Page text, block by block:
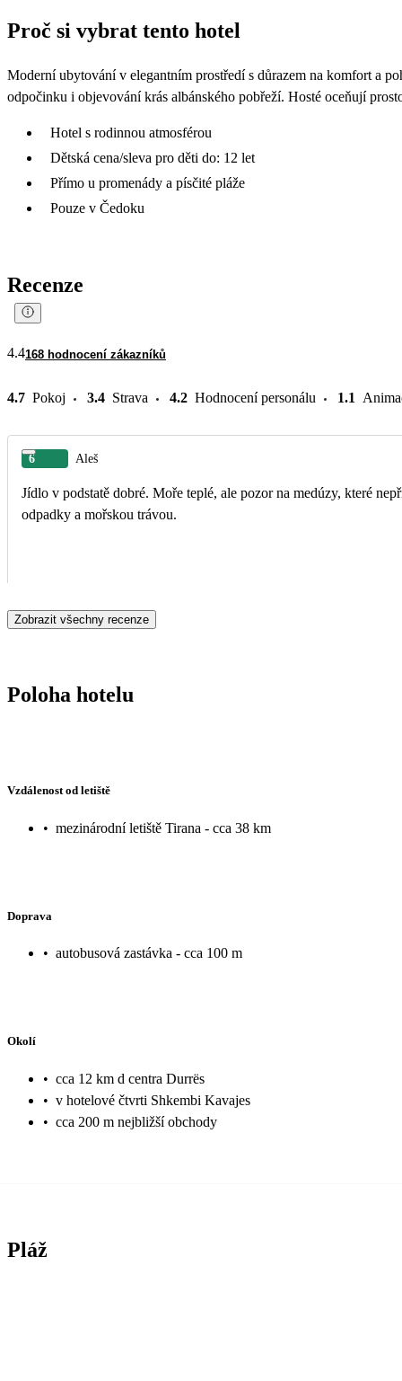
Proč si vybrat tento hotel
Moderní ubytování v elegantním prostředí s důrazem na komfort a
odpočinku i objevování krás albánského pobřeží. Hosté oceňují
Hotel s rodinnou atmosférou
Dětská cena/sleva pro děti do: 12 let
Přímo u promenády a písčité pláže
Pouze v Čedoku
Recenze
4.4168 hodnocení zákazníků
4.7 Pokoj 3.4 Strava 4.2 Hodnocení personálu 1.1
6 Aleš
Jídlo v podstatě dobré. Moře teplé, ale pozor na medúzy, které
odpadky a mořskou trávou.
Zobrazit všechny recenze
Poloha hotelu
Vzdálenost od letiště
• mezinárodní letiště Tirana - cca 38 km
Doprava
• autobusová zastávka - cca 100 m
Okolí
• cca 12 km d centra Durrës
• v hotelové čtvrti Shkembi Kavajes
• cca 200 m nejbližší obchody
Pláž